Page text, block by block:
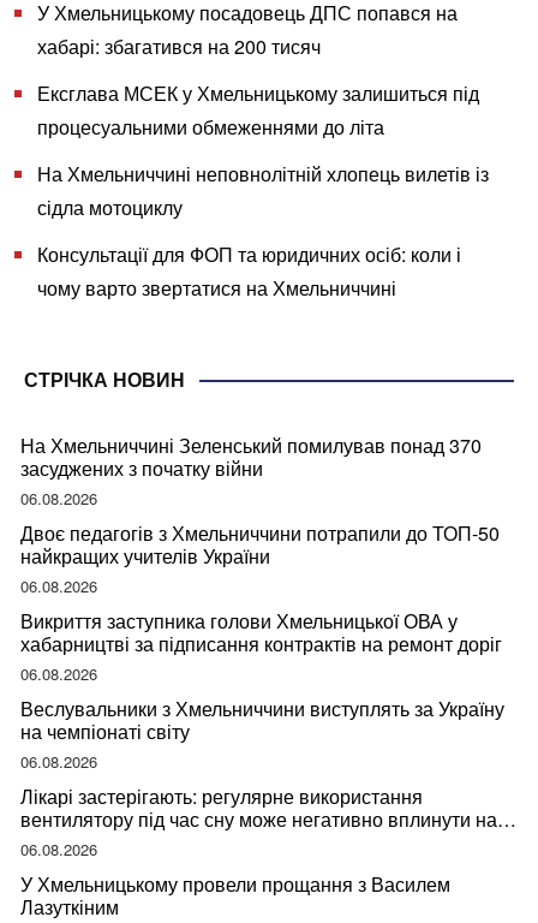
У Хмельницькому посадовець ДПС попався на
хабарі: збагатився на 200 тисяч
Ексглава МСЕК у Хмельницькому залишиться під
процесуальними обмеженнями до літа
На Хмельниччині неповнолітній хлопець вилетів із
сідла мотоциклу
Консультації для ФОП та юридичних осіб: коли і
чому варто звертатися на Хмельниччині
СТРІЧКА НОВИН
На Хмельниччині Зеленський помилував понад 370
засуджених з початку війни
06.08.2026
Двоє педагогів з Хмельниччини потрапили до ТОП-50
найкращих учителів України
06.08.2026
Викриття заступника голови Хмельницької ОВА у
хабарництві за підписання контрактів на ремонт доріг
06.08.2026
Веслувальники з Хмельниччини виступлять за Україну
на чемпіонаті світу
06.08.2026
Лікарі застерігають: регулярне використання
вентилятору під час сну може негативно вплинути на
ваше здоров’я
06.08.2026
У Хмельницькому провели прощання з Василем
Лазуткіним